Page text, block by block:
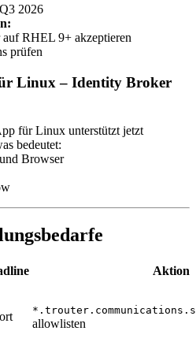
2026
RHEL 9+ akzeptieren
prüfen
Linux – Identity Broker
für Linux unterstützt jetzt
bedeutet:
Browser
Aktion
allowlisten